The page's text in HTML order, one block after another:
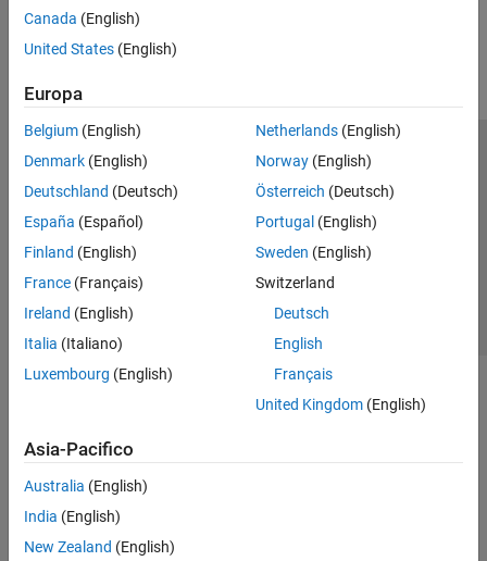
Canada (English)
United States (English)
Europa
Belgium (English)
Denmark (English)
Deutschland (Deutsch)
España (Español)
Finland (English)
France (Français)
Ireland (English)
Italia (Italiano)
Luxembourg (English)
Netherlands(English)
Norway(English)
Österreich (Deutsch)
Portugal (English)
Sweden (English)
Switzerland
Deutsch
English
Français
United Kingdom(English)
Asia-Pacifico
Australia (English)
India (English)
New Zealand (English)
Centro di fiducia
Informativa sulla privacy
Antipirateria
Stato dell'applicazione
Contatti
© 1994-2026 The MathWorks, Inc.